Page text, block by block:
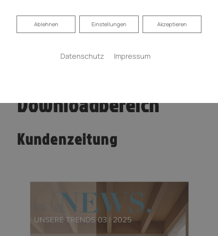
Downloadbereich
Kundenzeitung
Akzeptieren
Einstellungen
Ablehnen
Ablehnen
Datenschutz Impressum